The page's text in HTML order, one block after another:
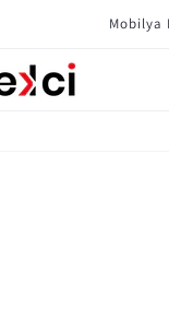
Için Tıklayın !